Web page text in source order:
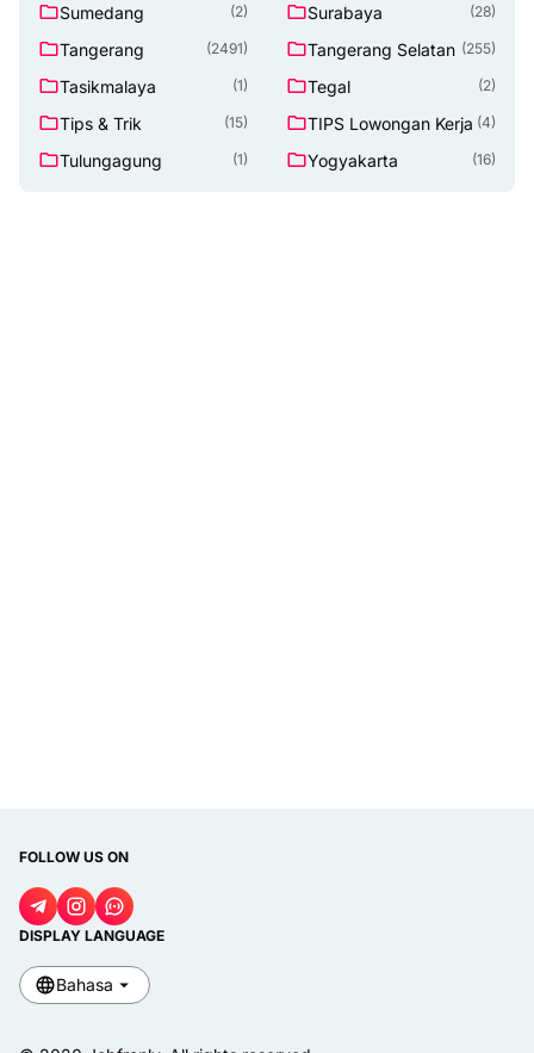
Sumedang (2) Surabaya (28)
Tangerang (2491) Tangerang Selatan (255)
Tasikmalaya (1) Tegal (2)
Tips & Trik (15) TIPS Lowongan Kerja (4)
Tulungagung (1) Yogyakarta (16)
FOLLOW US ON
DISPLAY LANGUAGE
Bahasa